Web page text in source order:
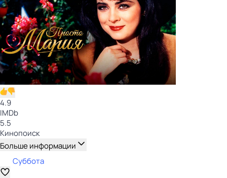
4.9
IMDb
5.5
Кинопоиск
Больше информации
Суббота